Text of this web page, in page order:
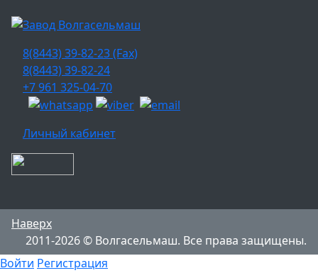
8(8443) 39-82-23 (Fax)
8(8443) 39-82-24
+7 961 325-04-70
Личный кабинет
Наверх
2011-2026 © Волгасельмаш. Все права защищены.
Войти Регистрация